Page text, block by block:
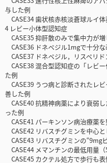
与した例
CASE34 歯状核赤核淡蒼球ルイ
4 レビー小体型認知症
CASE35 抑肝散のみで集中力が
CASE36 ドネペジル1mgで十分
CASE37 ドネペジル，リスペリ
CASE38 混合型認知症の「レビ
た例
CASE39 うつ病と診断されたレ
善した例
CASE40 抗精神病薬により衰弱
った例
CASE41 パーキンソン病治療薬
CASE42 リバスチグミンを中心
CASE43 リバスチグミンの“9mg
CASE44 メマンチンの最低用量
CASE45 カクテル処方で歩行も